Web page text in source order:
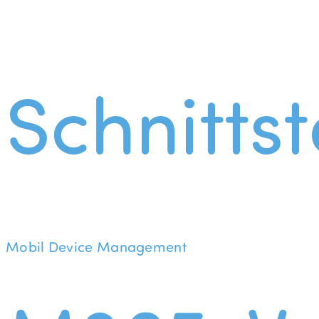
Mobil Device Management